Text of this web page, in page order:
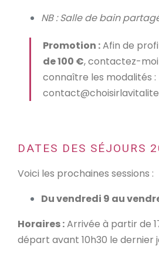
NB : Salle de bain
Promotion :Afin de
de 100 €, contactez-
connaître les modalités :
DATES DES SÉJOURS
Voici les prochaines sessions :
Du vendredi 9 au
Horaires :Arrivée à partir de
départ avant 10h30 le dernier